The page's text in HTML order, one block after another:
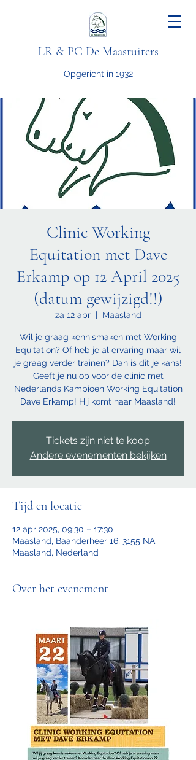
LR & PC De Maasruiters
Opgericht in 1932
Clinic Working
Equitation met Dave
Erkamp op 12 April 2025
(datum gewijzigd!!)
za 12 apr
  |
Maasland
Wil je graag kennismaken met Working
Equitation? Of heb je al ervaring maar wil
je graag verder trainen? Dan is dit je kans!
Geeft je nu op voor de clinic met
Nederlands Kampioen Working Equitation
Dave Erkamp! Hij komt naar Maasland!
Tickets zijn niet te koop
Andere evenementen bekijken
Tijd en locatie
12 apr 2025, 09:30 – 17:30
Maasland, Baanderheer 16, 3155 NA
Maasland, Nederland
Over het evenement